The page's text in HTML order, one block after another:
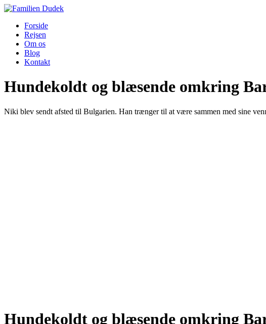
Forside
Rejsen
Om os
Blog
Kontakt
Hundekoldt og blæsende omkring
Niki blev sendt afsted til Bulgarien. Han trænger til at være sammen med sine
Hundekoldt og blæsende omkring